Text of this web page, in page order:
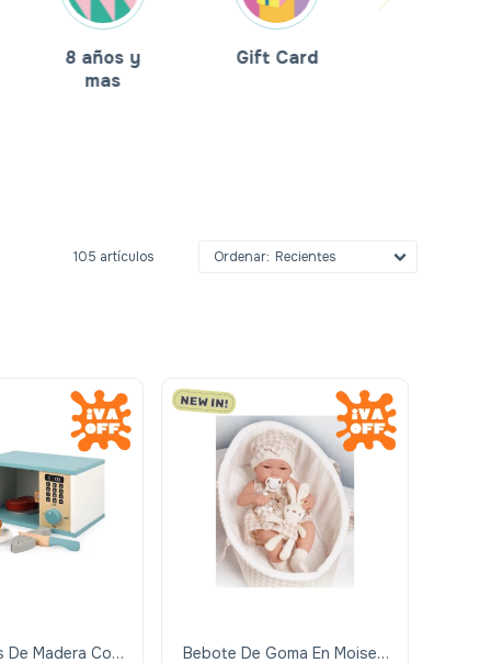
8 años y
mas
Gift Card
105 artículos Recientes
De Madera Con
Bebote De Goma En Moises